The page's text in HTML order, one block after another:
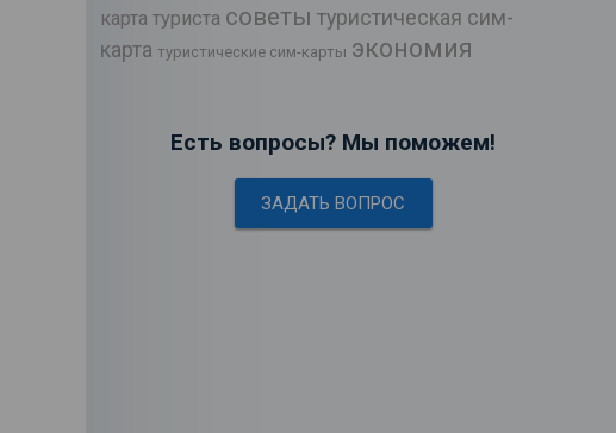
карта туриста советы туристическая сим-
карта туристические сим-карты экономия
Есть вопросы? Мы поможем!
ЗАДАТЬ ВОПРОС